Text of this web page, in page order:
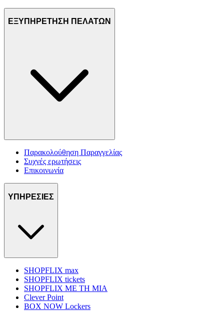
ΕΞΥΠΗΡΕΤΗΣΗ ΠΕΛΑΤΩΝ
Παρακολούθηση Παραγγελίας
Συχνές ερωτήσεις
Επικοινωνία
ΥΠΗΡΕΣΙΕΣ
SHOPFLIX max
SHOPFLIX tickets
SHOPFLIX ΜΕ ΤΗ ΜΙΑ
Clever Point
BOX NOW Lockers